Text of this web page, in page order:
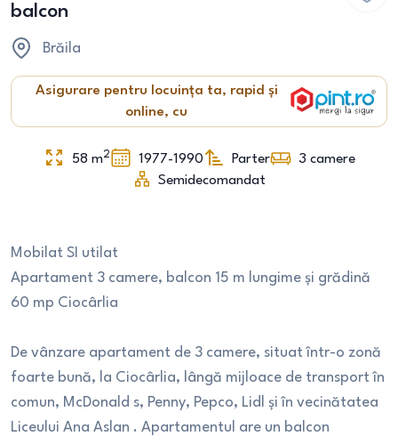
balcon
Brăila
Asigurare pentru locuința ta, rapid și
online, cu
58 m2 1977-1990 Parter 3 camere
Semidecomandat
Mobilat SI utilat
Apartament 3 camere, balcon 15 m lungime și grădină
60 mp Ciocârlia
De vânzare apartament de 3 camere, situat într-o zonă
foarte bună, la Ciocârlia, lângă mijloace de transport în
comun, McDonald s, Penny, Pepco, Lidl și în vecinătatea
Liceului Ana Aslan . Apartamentul are un balcon